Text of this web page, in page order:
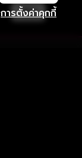
การตั้งค่าคุกกี้
เปิด